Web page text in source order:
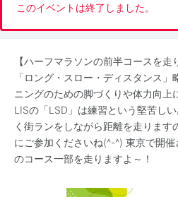
このイベントは終了しました。
【ハーフマラソンの前半コースを走
「ロング・スロー・ディスタンス
ニングのための脚づくりや体力向上
LISの「LSD」は練習という堅苦し
く街ランをしながら距離を走りま
にご参加くださいね(^-^) 東京で開
のコース一部を走りますよ～！